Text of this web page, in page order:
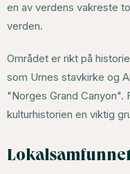
en av verdens vakreste
verden.
Området er rikt på
som Urnes stavkirke og
"Norges Grand Canyon".
kulturhistorien en viktig